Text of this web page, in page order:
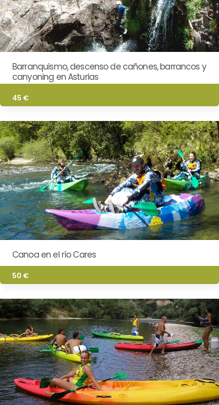
Barranquismo, descenso de cañones, barrancos y
canyoning en Asturias
45 €
Canoa en el río Cares
50 €